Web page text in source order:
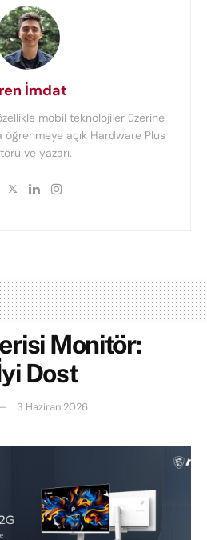
İmdat
mobil teknolojiler üzerine
açık Hardware Plus
ve yazarı.
Monitör:
Dost
3 Haziran 2026